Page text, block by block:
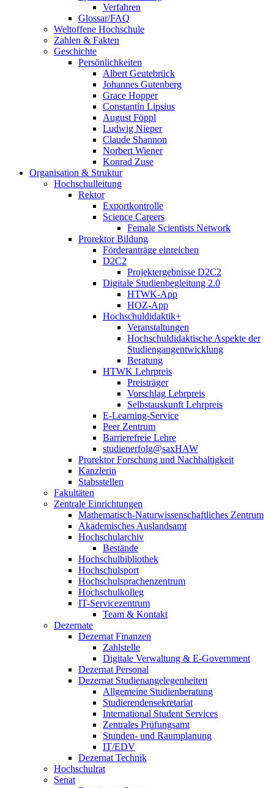
Verfahren
Glossar/FAQ
Weltoffene Hochschule
Zahlen & Fakten
Geschichte
Persönlichkeiten
Albert Geutebrück
Johannes Gutenberg
Grace Hopper
Constantin Lipsius
August Föppl
Ludwig Nieper
Claude Shannon
Norbert Wiener
Konrad Zuse
Organisation & Struktur
Hochschulleitung
Rektor
Exportkontrolle
Science Careers
Female Scientists Network
Prorektor Bildung
Förderanträge einreichen
D2C2
Projektergebnisse D2C2
Digitale Studienbegleitung 2.0
HTWK-App
HOZ-App
Hochschuldidaktik+
Veranstaltungen
Hochschuldidaktische Aspekte der
Studiengangentwicklung
Beratung
HTWK Lehrpreis
Preisträger
Vorschlag Lehrpreis
Selbstauskunft Lehrpreis
E-Learning-Service
Peer Zentrum
Barrierefreie Lehre
studienerfolg@saxHAW
Prorektor Forschung und Nachhaltigkeit
Kanzlerin
Stabsstellen
Fakultäten
Zentrale Einrichtungen
Mathematisch-Naturwissenschaftliches Zentrum
Akademisches Auslandsamt
Hochschularchiv
Bestände
Hochschulbibliothek
Hochschulsport
Hochschulsprachenzentrum
Hochschulkolleg
IT-Servicezentrum
Team & Kontakt
Dezernate
Dezernat Finanzen
Zahlstelle
Digitale Verwaltung & E-Government
Dezernat Personal
Dezernat Studienangelegenheiten
Allgemeine Studienberatung
Studierendensekretariat
International Student Services
Zentrales Prüfungsamt
Stunden- und Raumplanung
IT/EDV
Dezernat Technik
Hochschulrat
Senat